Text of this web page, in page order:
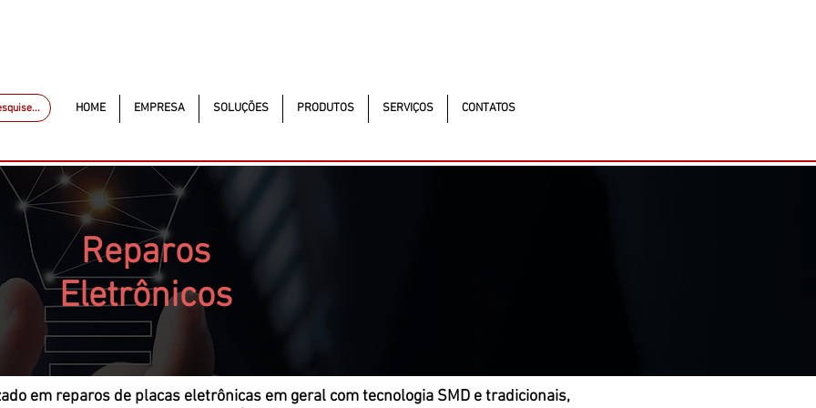
HOME EMPRESA SOLUÇÕES PRODUTOS SERVIÇOS CONTATOS
Reparos
Eletrônicos
em reparos de placas eletrônicas em geral com tecnologia SMD e tradicionais,